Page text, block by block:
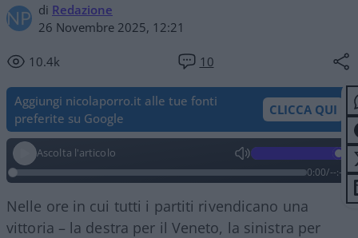
di Redazione
26 Novembre 2025, 12:21
10.4k 10
Aggiungi nicolaporro.it alle tue fonti
preferite su Google
CLICCA QUI
Ascolta l'articolo
0:00/--:--
Nelle ore in cui tutti i partiti rivendicano una
vittoria – la destra per il Veneto, la sinistra per